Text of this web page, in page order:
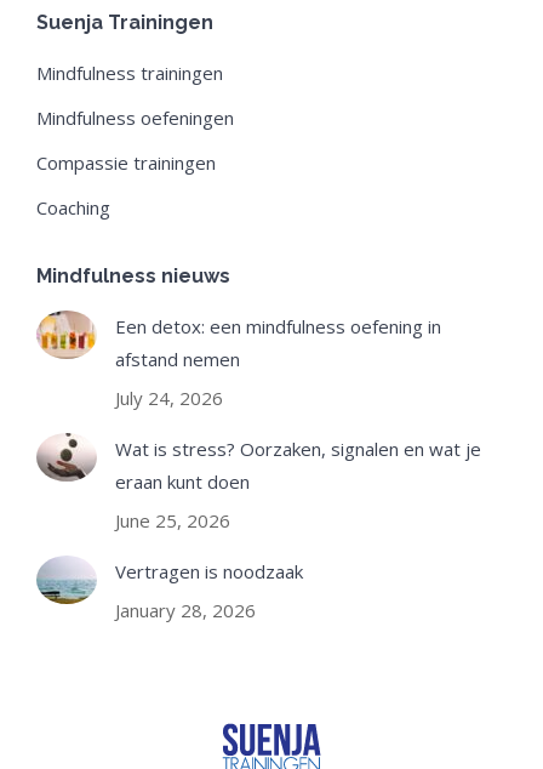
Suenja Trainingen
Mindfulness trainingen
Mindfulness oefeningen
Compassie trainingen
Coaching
Mindfulness nieuws
Een detox: een mindfulness oefening in
afstand nemen
July 24, 2026
Wat is stress? Oorzaken, signalen en wat je
eraan kunt doen
June 25, 2026
Vertragen is noodzaak
January 28, 2026